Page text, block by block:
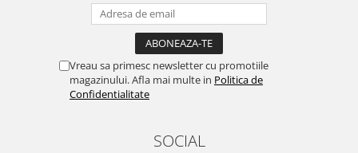
Vreau sa primesc newsletter cu promotiile
magazinului. Afla mai multe in Politica de
Confidentialitate
SOCIAL